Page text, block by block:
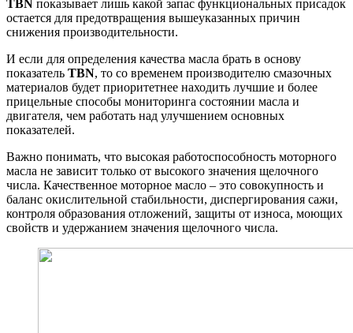
TBN показывает лишь какой запас функциональных присадок
остается для предотвращения вышеуказанных причин
снижения производительности.
И если для определения качества масла брать в основу
показатель TBN, то со временем производителю смазочных
материалов будет приоритетнее находить лучшие и более
прицельные способы мониторинга состоянии масла и
двигателя, чем работать над улучшением основных
показателей.
Важно понимать, что высокая работоспособность моторного
масла не зависит только от высокого значения щелочного
числа. Качественное моторное масло – это совокупность и
баланс окислительной стабильности, диспергирования сажи,
контроля образования отложений, защиты от износа, моющих
свойств и удержанием значения щелочного числа.